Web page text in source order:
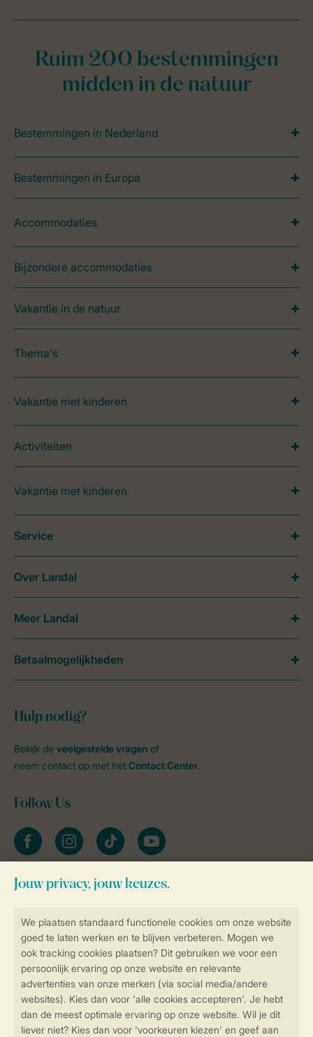
Veilig en snel online boeken
Veilige gegevensoverdracht
Veilige betaling
Ruim 200 bestemmingen
midden in de natuur
Bestemmingen in Nederland
Bestemmingen in Europa
Accommodaties
Bijzondere accommodaties
Vakantie in de natuur
Thema's
Vakantie met kinderen
Activiteiten
Vakantie met kinderen
Hulp nodig?
Bekijk de veelgestelde vragen of
neem contact op met het Contact Center.
Follow Us
facebookinstagramtiktok youtube
Blijf op de hoogte
Service
Over Landal
Meer Landal
Betaalmogelijkheden